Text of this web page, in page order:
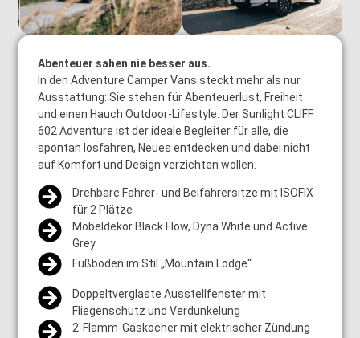
Abenteuer sahen nie besser aus.
In den Adventure Camper Vans steckt mehr als nur
Ausstattung: Sie stehen für Abenteuerlust, Freiheit
und einen Hauch Outdoor-Lifestyle. Der Sunlight CLIFF
602 Adventure ist der ideale Begleiter für alle, die
spontan losfahren, Neues entdecken und dabei nicht
auf Komfort und Design verzichten wollen.
Drehbare Fahrer- und Beifahrersitze mit ISOFIX
für 2 Plätze
Möbeldekor Black Flow, Dyna White und Active
Grey
Fußboden im Stil „Mountain Lodge“
Doppeltverglaste Ausstellfenster mit
Fliegenschutz und Verdunkelung
2-Flamm-Gaskocher mit elektrischer Zündung